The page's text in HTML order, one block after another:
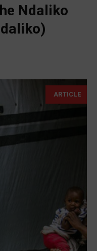
Ndaliko
ARTICLE